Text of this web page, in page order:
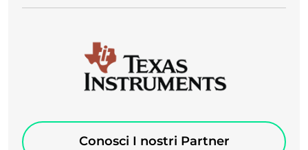
Conosci I nostri Partner